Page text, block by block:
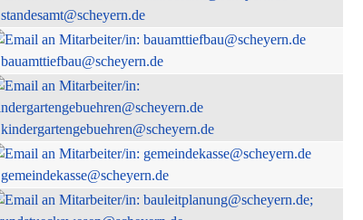
standesamt@scheyern.de
bauamttiefbau@scheyern.de
kindergartengebuehren@scheyern.de
gemeindekasse@scheyern.de